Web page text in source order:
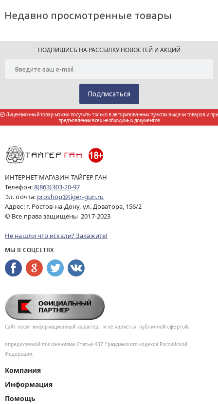
Недавно просмотренные товары
ПОДПИШИСЬ НА РАССЫЛКУ НОВОСТЕЙ И АКЦИЙ
Лицензионный товар можно получить только в авторизованных пунктах выдачи товаров и при
предъявлении всех необходимых документов
ИНТЕРНЕТ-МАГАЗИН ТАЙГЕР ГАН
Телефон:8(863)303-20-97
Эл. почта: proshop@tiger-gun.ru
Адрес: г. Ростов-на-Дону, ул. Доватора, 156/2
© Все права защищены 2017-2023
Не нашли что искали? Закажите!
МЫ В СОЦСЕТЯХ
Сайт носит информационный характер, и не является публичной офертой,
определяемой положениями Статьи 437 Гражданского кодекса Российской
Федерации.
Компания
Информация
Помощь